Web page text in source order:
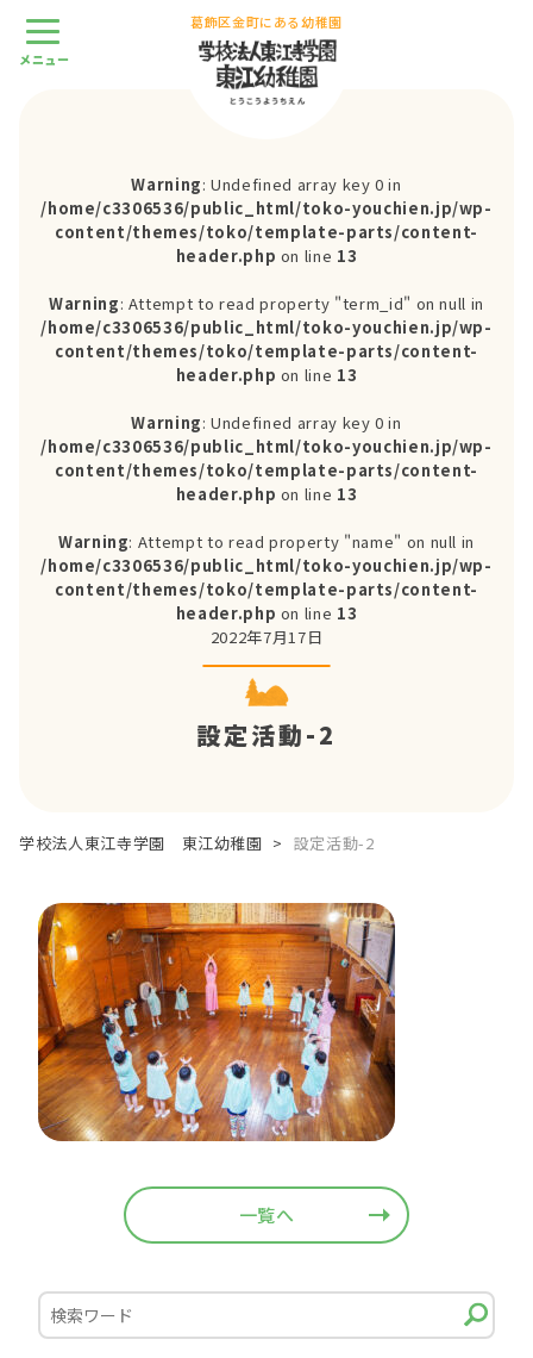
葛飾区金町にある幼稚園
Warning: Undefined array key 0 in
/home/c3306536/public_html/toko-youchien.jp/wp-
content/themes/toko/template-parts/content-
header.php on line 13
Warning: Attempt to read property "term_id" on null in
/home/c3306536/public_html/toko-youchien.jp/wp-
content/themes/toko/template-parts/content-
header.php on line 13
Warning: Undefined array key 0 in
/home/c3306536/public_html/toko-youchien.jp/wp-
content/themes/toko/template-parts/content-
header.php on line 13
Warning: Attempt to read property "name" on null in
/home/c3306536/public_html/toko-youchien.jp/wp-
content/themes/toko/template-parts/content-
header.php on line 13
2022年7月17日
設定活動-2
学校法人東江寺学園 東江幼稚園 > 設定活動-2
一覧へ